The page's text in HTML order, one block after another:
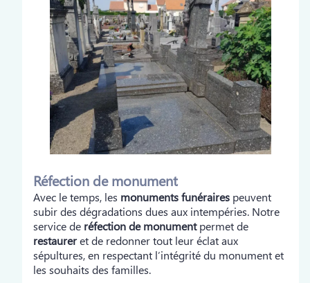
Réfection de monument
Avec le temps, les monuments funéraires peuvent
subir des dégradations dues aux intempéries. Notre
service de réfection de monumentpermet de
restaureret de redonner tout leur éclat aux
sépultures, en respectant l’intégrité du monument et
les souhaits des familles.